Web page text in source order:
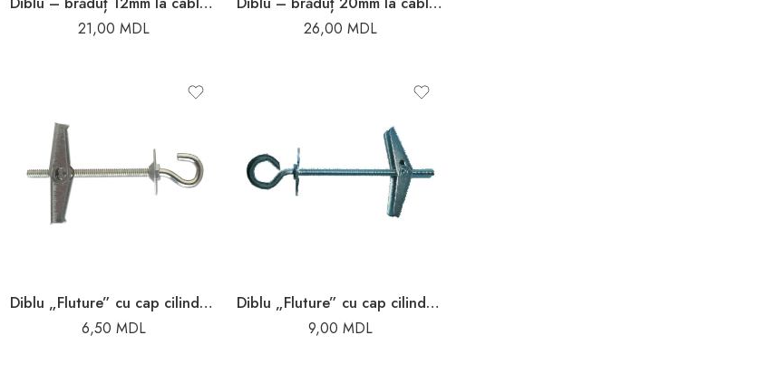
21,00MDL 26,00 MDL
Diblu „Fluture” cu cap cilindric M4X65mm
6,50MDL
Diblu „Fluture” cu cap cilindric M4X75mm
9,00 MDL